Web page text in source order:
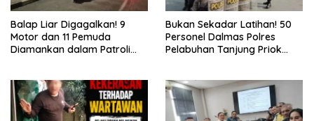
Balap Liar Digagalkan! 9
Motor dan 11 Pemuda
Diamankan dalam Patroli
Bukan Sekadar Latihan! 50
Personel Dalmas Polres
Pelabuhan Tanjung Priok